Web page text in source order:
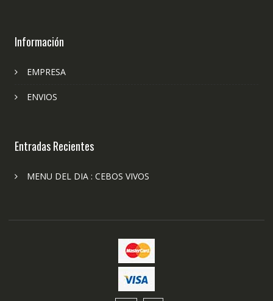
Información
EMPRESA
ENVIOS
Entradas Recientes
MENU DEL DIA : CEBOS VIVOS